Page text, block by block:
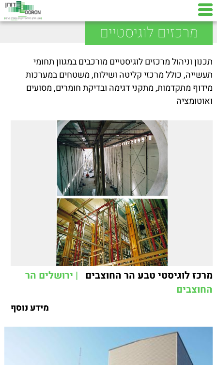
מרכזים לוגיסטיים
תכנון וניהול מרכזים לוגיסטיים מורכבים במגוון תחומי
תעשייה, כולל מרכזי קליטה ושילוח, משטחים במערכות
מידוף מתקדמות, מתקני דגימה ובדיקת חומרים, מסועים
ואוטומציה
מרכז לוגיסטי טבע הר החוצבים | ירושלים הר
החוצבים
מידע נוסף